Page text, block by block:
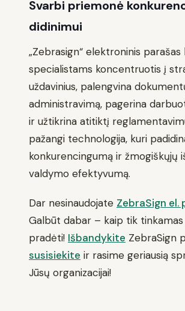
Svarbi priemonė
didinimui
„Zebrasign“ elektroninis parašas
specialistams koncentruotis į
uždavinius, palengvina
administravimą, pagerina
ir užtikrina atitiktį
pažangi technologija, kuri
konkurencingumą ir žmogiškųjų
valdymo efektyvumą.
Dar nesinaudojate ZebraSign el.
Galbūt dabar – kaip tik
pradėti! Išbandykite ZebraSign
susisiekite ir rasime geriausią
Jūsų organizacijai!